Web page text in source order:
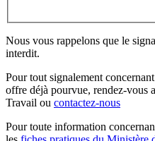
Nous vous rappelons que le
interdit.
Pour tout signalement
offre déjà pourvue, rendez-vous
Travail ou contactez-nous
Pour toute information